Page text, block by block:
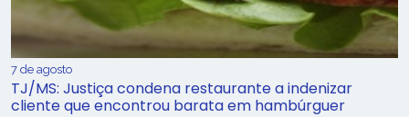
7 de agosto
TJ/MS: Justiça condena restaurante a indenizar
cliente que encontrou barata em hambúrguer